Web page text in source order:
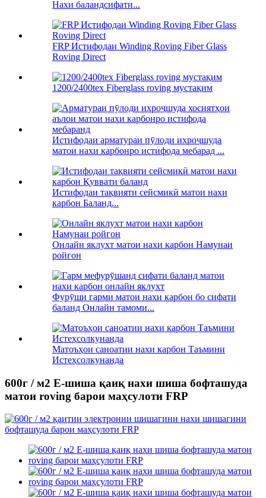
Нахи баландсифати...
FRP Истифодаи Winding Roving Fiber Glass
Roving Direct
1200/2400tex Fiberglass roving мустақим
Истифодаи арматураи пӯлоди ихроҷшуда
матои нахи карбонро истифода мебарад ...
Истифодаи тақвияти сейсмикӣ матои нахи
карбон Баланд...
Онлайн яклухт матои нахи карбон Намунаи
ройгон
Фурӯши гарми матои нахи карбон бо сифати
баланд Онлайн тамоми...
Матоъҳои саноатии нахи карбон Таъмини
Истеҳсолкунанда
600г / м2 E-шиша қаиқ нахи шиша бофташуда
матои roving барои маҳсулоти FRP